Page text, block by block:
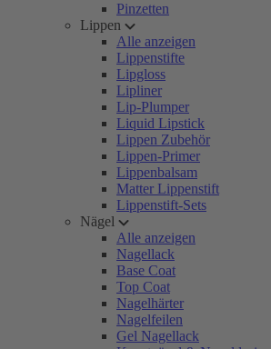
Pinzetten
Lippen
Alle anzeigen
Lippenstifte
Lipgloss
Lipliner
Lip-Plumper
Liquid Lipstick
Lippen Zubehör
Lippen-Primer
Lippenbalsam
Matter Lippenstift
Lippenstift-Sets
Nägel
Alle anzeigen
Nagellack
Base Coat
Top Coat
Nagelhärter
Nagelfeilen
Gel Nagellack